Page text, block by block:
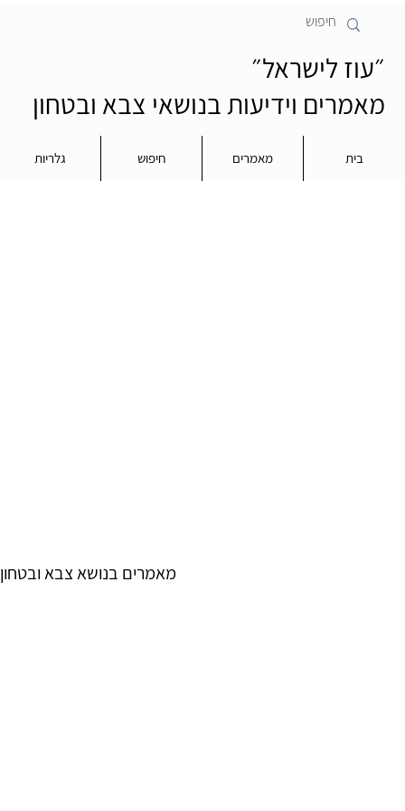
״עוז לישראל״
מאמרים וידיעות בנושאי צבא ובטחון
בית מאמרים חיפוש גלריות
מאמרים בנושא צבא ובטחון